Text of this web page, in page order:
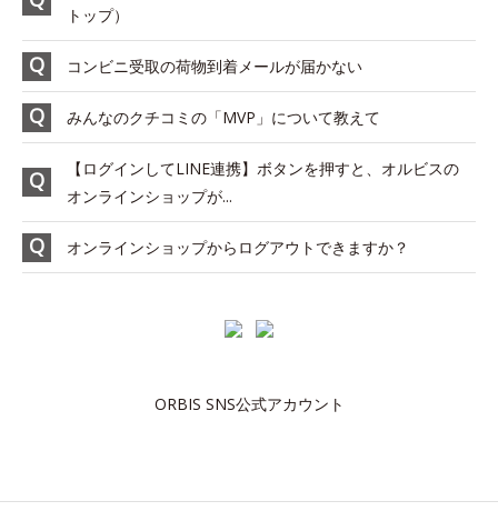
トップ）
コンビニ受取の荷物到着メールが届かない
みんなのクチコミの「MVP」について教えて
【ログインしてLINE連携】ボタンを押すと、オルビスの
オンラインショップが...
オンラインショップからログアウトできますか？
ORBIS SNS公式アカウント